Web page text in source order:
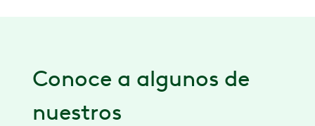
Conoce a algunos de
nuestros